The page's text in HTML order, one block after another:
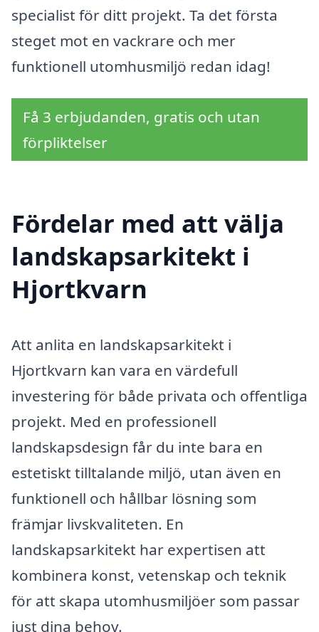
specialist för ditt projekt. Ta det första
steget mot en vackrare och mer
funktionell utomhusmiljö redan idag!
Få 3 erbjudanden, gratis och utan
förpliktelser
Fördelar med att välja
landskapsarkitekt i
Hjortkvarn
Att anlita en landskapsarkitekt i
Hjortkvarn kan vara en värdefull
investering för både privata och offentliga
projekt. Med en professionell
landskapsdesign får du inte bara en
estetiskt tilltalande miljö, utan även en
funktionell och hållbar lösning som
främjar livskvaliteten. En
landskapsarkitekt har expertisen att
kombinera konst, vetenskap och teknik
för att skapa utomhusmiljöer som passar
just dina behov.